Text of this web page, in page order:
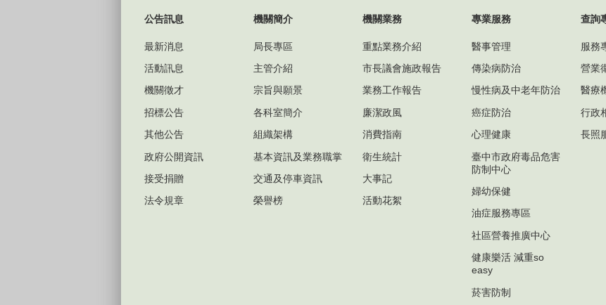
公告訊息
最新消息
活動訊息
機關徵才
招標公告
其他公告
政府公開資訊
接受捐贈
法令規章
機關簡介
局長專區
主管介紹
宗旨與願景
各科室簡介
組織架構
基本資訊及業務職掌
交通及停車資訊
榮譽榜
機關業務
重點業務介紹
市長議會施政報告
業務工作報告
廉潔政風
消費指南
衛生統計
大事記
活動花絮
專業服務
醫事管理
傳染病防治
慢性病及中老年防治
癌症防治
心理健康
臺中市政府毒品危害
防制中心
婦幼保健
油症服務專區
社區營養推廣中心
健康樂活 減重so
easy
菸害防制
查詢
服務
營業
醫療
行政
長照